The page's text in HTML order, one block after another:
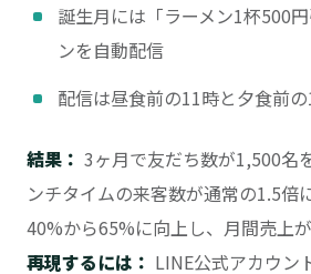
誕生月には「ラーメン1杯500
ンを自動配信
配信は昼食前の11時と夕食前
結果： 3ヶ月で友だち数が1,500名
ンチタイムの来客数が通常の1.5倍
40%から65%に向上し、月間売上
再現するには： LINE公式アカウン